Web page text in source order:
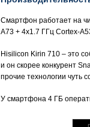
Смартфон работает на
A73 + 4x1.7 ГГц Cortex-
Hisilicon Kirin 710 – это
и он скорее конкурент
прочие технологии чуть
У смартфона 4 ГБ